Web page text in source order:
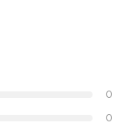
6.5-8.0 mm (± %5)0
0